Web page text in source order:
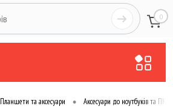
0
Планшети та аксесуари • Аксесуари до ноутбуків та ПК